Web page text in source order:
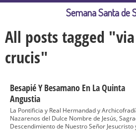
All posts tagged "via
crucis"
Besapié Y Besamano En La Quinta
Angustia
La Pontificia y Real Hermandad y
Nazarenos del Dulce Nombre de Jesús,
Descendimiento de Nuestro Señor Jesucristo
Semana Santa de